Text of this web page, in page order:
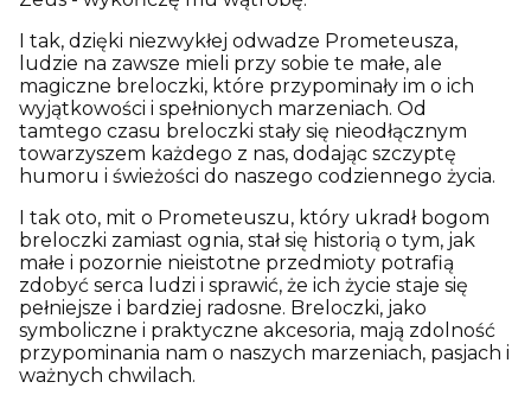
I tak, dzięki niezwykłej odwadze Prometeusza,
ludzie na zawsze mieli przy sobie te małe, ale
magiczne breloczki, które przypominały im o ich
wyjątkowości i spełnionych marzeniach. Od
tamtego czasu breloczki stały się nieodłącznym
towarzyszem każdego z nas, dodając szczyptę
humoru i świeżości do naszego codziennego życia.
I tak oto, mit o Prometeuszu, który ukradł bogom
breloczki zamiast ognia, stał się historią o tym, jak
małe i pozornie nieistotne przedmioty potrafią
zdobyć serca ludzi i sprawić, że ich życie staje się
pełniejsze i bardziej radosne. Breloczki, jako
symboliczne i praktyczne akcesoria, mają zdolność
przypominania nam o naszych marzeniach, pasjach i
ważnych chwilach.